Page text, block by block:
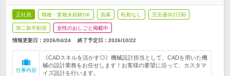
正社員 職種・業種未経験OK 急募 転勤なし 完全週休2日制
第二新卒歓迎 女性のおしごと掲載中
情報更新日：2026/04/24 終了予定日： 2026/10/22
仕事内容
《CADスキルを活かす◎》機械設計担当として、CADを用いた機
械の設計業務をお任せします！お客様の要望に沿って、カスタマ
イズ設計を行います。